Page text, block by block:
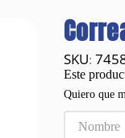
:
Este
Quiero que